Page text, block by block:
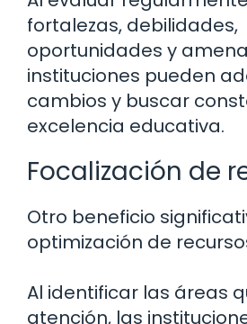
fortalezas, debilidades,
oportunidades y
instituciones pueden
cambios y buscar
excelencia educativa.
Focalización de
Otro beneficio
optimización de
Al identificar las áreas
atención, las